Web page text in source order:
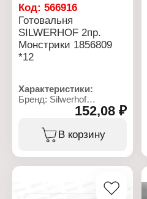
Код: 566916
Готовальня
SILWERHOF 2пр.
Монстрики 1856809
*12
Характеристики:
Бренд: Silwerhof
Артикул: 1856809
Тип товара: Готовальня
Количество предметов: 2
предмета
Длина циркуля: 16 см
Упаковка: в пластиковом
152,08 ₽
В корзину